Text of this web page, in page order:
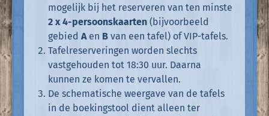
mogelijk bij het reserveren van ten minste
2 x 4-persoonskaarten (bijvoorbeeld
gebied Aen B van een tafel) of VIP-tafels.
Tafelreserveringen worden slechts
vastgehouden tot 18:30 uur. Daarna
kunnen ze komen te vervallen.
De schematische weergave van de tafels
in de boekingstool dient alleen ter